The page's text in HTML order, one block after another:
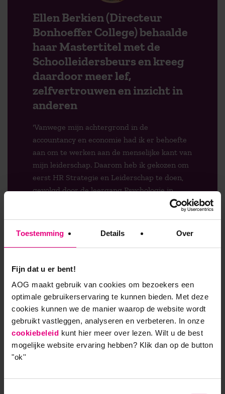
Toestemming Details Over
Fijn dat u er bent!
AOG maakt gebruik van cookies om bezoekers een
optimale gebruikerservaring te kunnen bieden. Met deze
cookies kunnen we de manier waarop de website wordt
gebruikt vastleggen, analyseren en verbeteren. In onze
cookiebeleid kunt hier meer over lezen. Wilt u de best
mogelijke website ervaring hebben? Klik dan op de button
"ok''
Ellen Berkien (Directeur
Bonhoeffer College) behaalde
haar Mastertitel met de
Schoolleidersbeurs en kreeg
daardoor meer lef,
zelfvertrouwen en inzicht in
anderen
'Vanwege mijn achtergrond in de
accountancy en economie had ik er behoefte
aan om te werken aan de menselijke kant van
mijn leiderschap. Daarom heb ik gekozen om
eerst HR Strategie en Leiderschap te doen,
gevolgd door de leergang Psychologie in
Organisaties en af te sluiten met Mens- en
het fijn dat dit kan bij AOG: je bepaalt zelf
wilt verbreden, verdiepen of verrijken.’
Lees meer